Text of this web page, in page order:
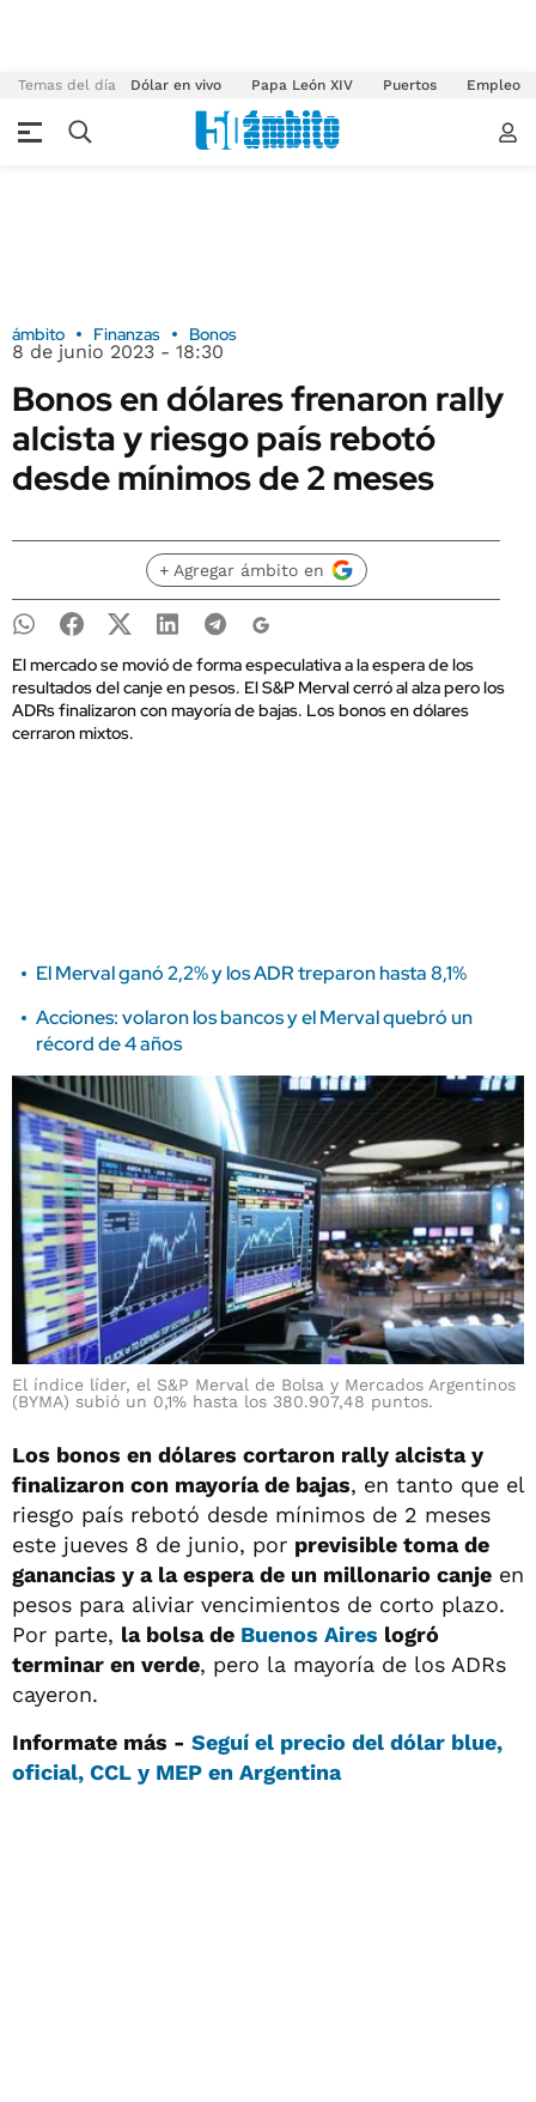
Temas del día Dólar en vivo Papa León XIV Puertos Empleo
ámbito Finanzas Bonos
8 de junio 2023 - 18:30
Bonos en dólares frenaron rally
alcista y riesgo país rebotó
desde mínimos de 2 meses
+ Agregar ámbito en
El mercado se movió de forma especulativa a la espera de los
resultados del canje en pesos. El S&P Merval cerró al alza pero los
ADRs finalizaron con mayoría de bajas. Los bonos en dólares
cerraron mixtos.
El Merval ganó 2,2% y los ADR treparon hasta 8,1%
Acciones: volaron los bancos y el Merval quebró un
récord de 4 años
El índice líder, el S&P Merval de Bolsa y Mercados Argentinos
(BYMA) subió un 0,1% hasta los 380.907,48 puntos.
Los bonos en dólares cortaron rally alcista y
finalizaron con mayoría de bajas, en tanto que el
riesgo país rebotó desde mínimos de 2 meses
este jueves 8 de junio, por previsible toma de
ganancias y a la espera de un millonario canje en
pesos para aliviar vencimientos de corto plazo.
Por parte, la bolsa de Buenos Aires logró
terminar en verde, pero la mayoría de los ADRs
cayeron.
Informate más - Seguí el precio del dólar blue,
oficial, CCL y MEP en Argentina